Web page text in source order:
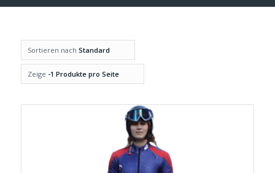
Sortieren nach Standard
Zeige -1 Produkte pro Seite